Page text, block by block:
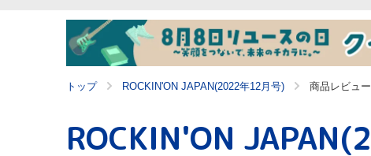
トップ ROCKIN'ON JAPAN(2022年12月号) 商品レビュー